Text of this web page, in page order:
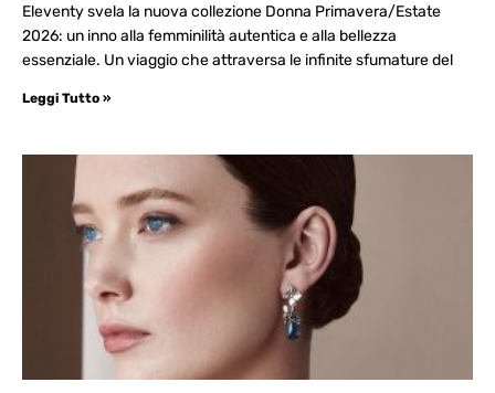
Eleventy svela la nuova collezione Donna Primavera/Estate
2026: un inno alla femminilità autentica e alla bellezza
essenziale. Un viaggio che attraversa le infinite sfumature del
Leggi Tutto »